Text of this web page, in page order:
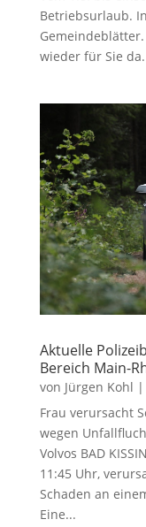
Betriebsurlaub.
wieder für Sie da.
Aktuelle
Bereich Main-
von Jürgen Kohl |
Frau verursacht
wegen
Volvos BAD
11:45 Uhr,
Schaden an
Eine...